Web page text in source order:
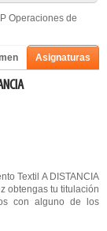
Operaciones de
Asignaturas
Textil A DISTANCIA
obtengas tu titulación
con alguno de los